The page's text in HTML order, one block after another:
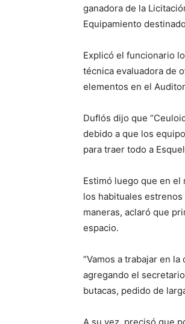
ganadora de la
Equipamiento
Explicó el funcionario
técnica evaluadora de
elementos en el
Duflós dijo que
debido a que los
para traer todo a
Estimó luego que en el
los habituales
maneras, aclaró que
espacio.
“Vamos a trabajar en
agregando el
butacas, pedido de